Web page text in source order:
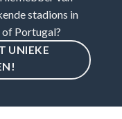
stadions in
of Portugal?
UNIEKE